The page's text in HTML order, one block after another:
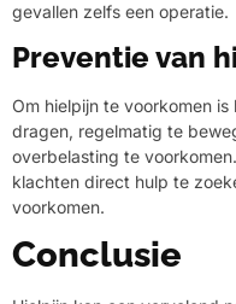
gevallen zelfs een operatie.
Preventie van
Om hielpijn te voorkomen
dragen, regelmatig te
overbelasting te
klachten direct hulp te
voorkomen.
Conclusie